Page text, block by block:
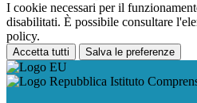
I cookie necessari per il
disabilitati. È possibile consultare
policy.
Accetta tutti Salva le preferenze
Istituto